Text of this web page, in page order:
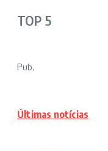
TOP 5
Pub.
Últimas notícias